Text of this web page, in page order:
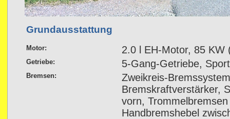
Grundausstattung
Motor: 2.0 l EH-Motor, 85 KW
Getriebe: 5-Gang-Getriebe,
Bremsen:
Zweikreis-
Bremskraftverstärker,
vorn,
Handbremshebel